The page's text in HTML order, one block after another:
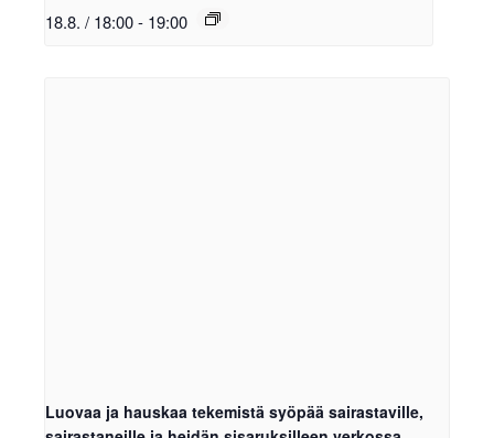
18.8. / 18:00- 19:00
Luovaa ja hauskaa tekemistä syöpää sairastaville,